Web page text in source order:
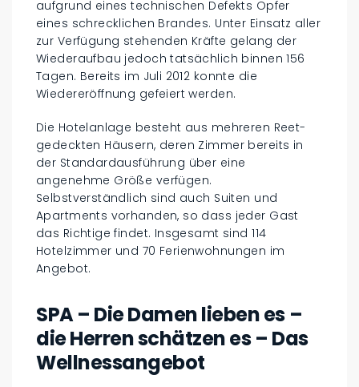
aufgrund eines technischen Defekts Opfer
eines schrecklichen Brandes. Unter Einsatz aller
zur Verfügung stehenden Kräfte gelang der
Wiederaufbau jedoch tatsächlich binnen 156
Tagen. Bereits im Juli 2012 konnte die
Wiedereröffnung gefeiert werden.
Die Hotelanlage besteht aus mehreren Reet-
gedeckten Häusern, deren Zimmer bereits in
der Standardausführung über eine
angenehme Größe verfügen.
Selbstverständlich sind auch Suiten und
Apartments vorhanden, so dass jeder Gast
das Richtige findet. Insgesamt sind 114
Hotelzimmer und 70 Ferienwohnungen im
Angebot.
SPA – Die Damen lieben es –
die Herren schätzen es – Das
Wellnessangebot